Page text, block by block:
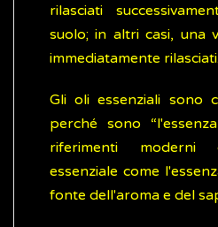
rilasciati
suolo; in altri casi, una
immediatamente rilasciati.
Gli oli essenziali sono
perché sono
riferimenti moderni
essenziale come
fonte dell'aroma e del